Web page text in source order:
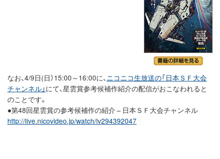
なお、4/9日(日）15:00～16:00に、 ニコニコ生放送の「日本ＳＦ大会
チャンネル」 にて、星雲賞参考候補作紹介の配信がおこなわれると
のことです。
●第48回星雲賞の参考候補作の紹介 – 日本ＳＦ大会チャンネル
http://live.nicovideo.jp/watch/lv294392047